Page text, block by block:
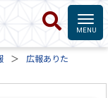
広報ありた